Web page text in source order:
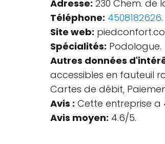
Adresse: 230 Chem. de
Téléphone: 4508182626.
Site web:
Spécialités: Podologue.
Autres données
accessibles en fauteuil
Cartes de débit,
Avis : Cette entreprise a
Avis moyen: 4.6/5.